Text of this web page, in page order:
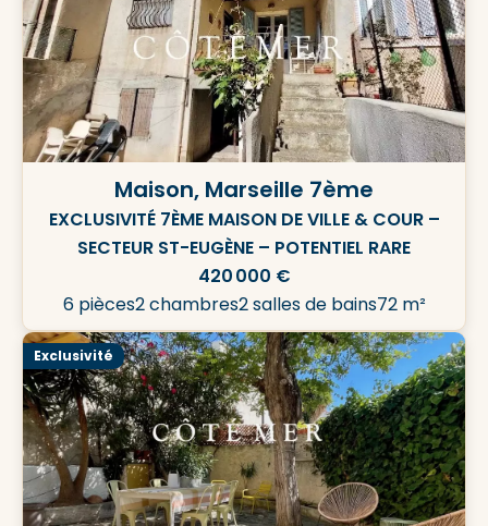
Maison, Marseille 7ème
EXCLUSIVITÉ 7ÈME MAISON DE VILLE & COUR –
SECTEUR ST-EUGÈNE – POTENTIEL RARE
420 000 €
6 pièces2 chambres2 salles de bains72 m²
Exclusivité